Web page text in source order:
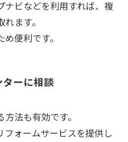
ナビなどを利用すれば、複
ます。
便利です。
ーに相談
法も有効です。
フォームサービスを提供し